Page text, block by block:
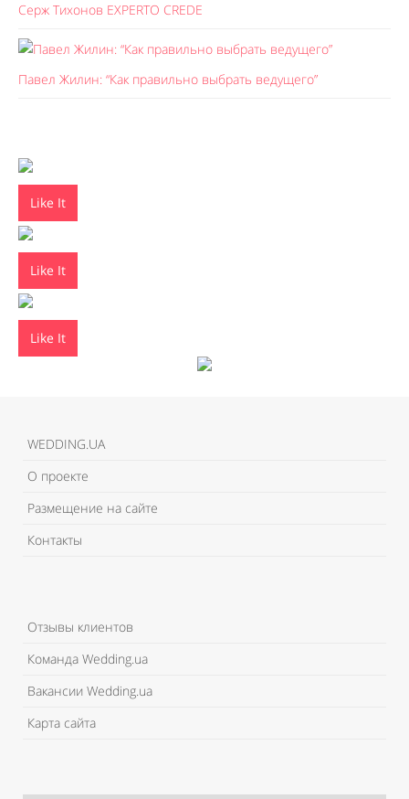
Серж Тихонов EXPERTO CREDE
Павел Жилин: “Как правильно выбрать ведущего”
Like It
Like It
Like It
WEDDING.UA
О проекте
Размещение на сайте
Контакты
Отзывы клиентов
Команда Wedding.ua
Вакансии Wedding.ua
Карта сайта